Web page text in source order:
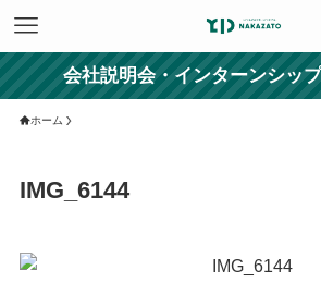
会社説明会・インターンシッ
ホーム
IMG_6144